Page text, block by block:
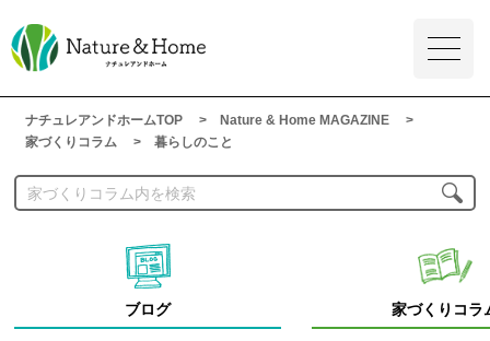
ナチュレアンドホームTOP
Nature & Home MAGAZINE
家づくりコラム
暮らしのこと
ブログ 家づくりコラ